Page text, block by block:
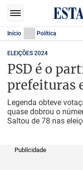
Início Política
ELEIÇÕES 2024
PSD é o
prefeituras
Legenda obteve
quase dobrou o
Saltou de 78 nas
Publicidade